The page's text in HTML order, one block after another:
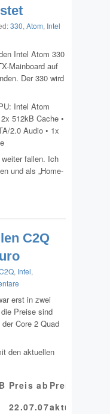
330, Atom, Intel
Intel Atom 330
Mainboard auf
Der 330 wird
Intel Atom
512kB Cache •
2.0 Audio • 1x
fallen. Ich
und als „Home-
C2Q
, Intel,
erst in zwei
Preise sind
Core 2 Quad
den aktuellen
Preis ab
22.07.07
Preis
aktuell